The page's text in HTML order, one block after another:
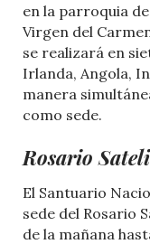
en la parroquia
Virgen del
se realizará en
Irlanda, Angola,
manera
como sede.
Rosario
El Santuario
sede del Rosario
de la mañana